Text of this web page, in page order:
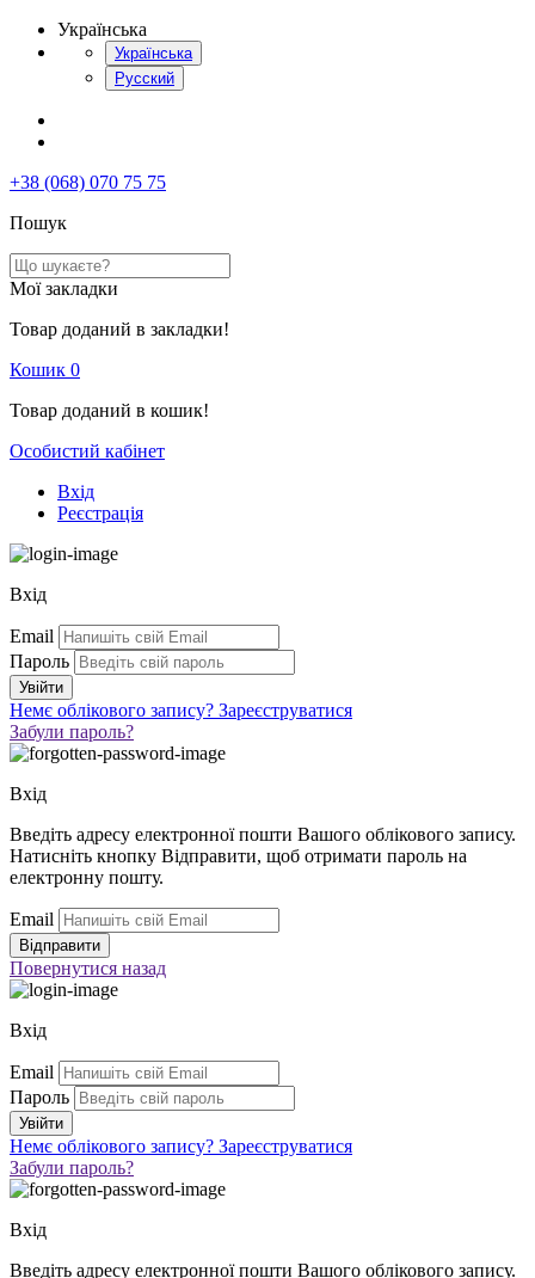
Українська
Українська
Русский
+38 (068) 070 75 75
Пошук
Мої закладки
Товар доданий в закладки!
Кошик 0
Товар доданий в кошик!
Особистий кабінет
Вхід
Реєстрація
Вхід
Email
Пароль
Немє облікового запису? Зареєструватися
Забули пароль?
Вхід
Введіть адресу електронної пошти Вашого облікового запису.
Натисніть кнопку Відправити, щоб отримати пароль на
електронну пошту.
Email
Повернутися назад
Вхід
Email
Пароль
Немє облікового запису? Зареєструватися
Забули пароль?
Вхід
Введіть адресу електронної пошти Вашого облікового запису.